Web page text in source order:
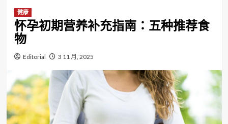
健康
怀孕初期营养补充指南：五种推荐食
物
Editorial 3 11 月, 2025